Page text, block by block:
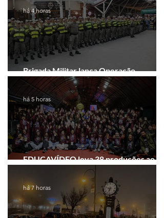
Brigada Militar lança Operação
Convergência na Região das Hortênsias
há 4 horas
EDUCAVÍDEO leva 38 produções ao
Festival de Cinema de Gramado
há 5 horas
há 7 horas